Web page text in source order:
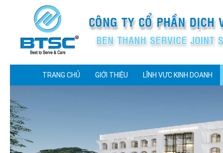
TRANG CHỦ GIỚI THIỆU LĨNH VỰC KINH DOANH